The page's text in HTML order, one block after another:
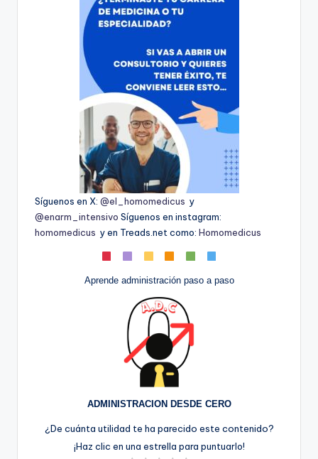
Síguenos en X: @el_homomedicus y
@enarm_intensivo Síguenos en instagram:
homomedicus y en Treads.net como: Homomedicus
Aprende administración paso a paso
ADMINISTRACION DESDE CERO
¿De cuánta utilidad te ha parecido este contenido?
¡Haz clic en una estrella para puntuarlo!